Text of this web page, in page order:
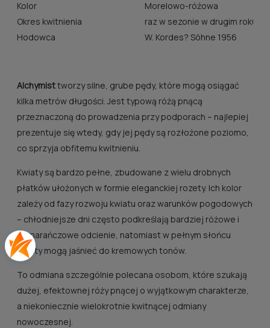
Kolor
Morelowo-różowa
Okres kwitnienia
raz w sezonie w drugim roku
Hodowca
W. Kordes? Söhne 1956
Alchymisttworzy silne, grube pędy, które mogą osiągać
kilka metrów długości. Jest typową różą pnącą
przeznaczoną do prowadzenia przy podporach – najlepiej
prezentuje się wtedy, gdy jej pędy są rozłożone poziomo,
co sprzyja obfitemu kwitnieniu.
Kwiaty są bardzo pełne, zbudowane z wielu drobnych
płatków ułożonych w formie eleganckiej rozety. Ich kolor
zależy od fazy rozwoju kwiatu oraz warunków pogodowych
– chłodniejsze dni często podkreślają bardziej różowe i
pomarańczowe odcienie, natomiast w pełnym słońcu
kwiaty mogą jaśnieć do kremowych tonów.
To odmiana szczególnie polecana osobom, które szukają
dużej, efektownej róży pnącej o wyjątkowym charakterze,
a niekoniecznie wielokrotnie kwitnącej odmiany
nowoczesnej.